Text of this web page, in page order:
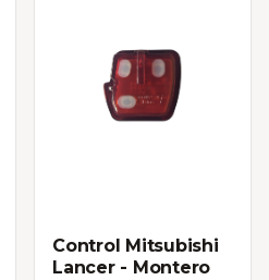
Control Mitsubishi
Lancer - Montero